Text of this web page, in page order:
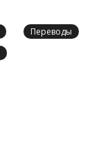
Переводы